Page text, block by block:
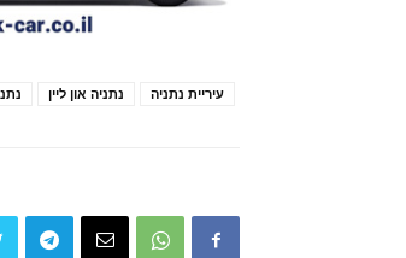
נתניה און ליין עיריית נתניה